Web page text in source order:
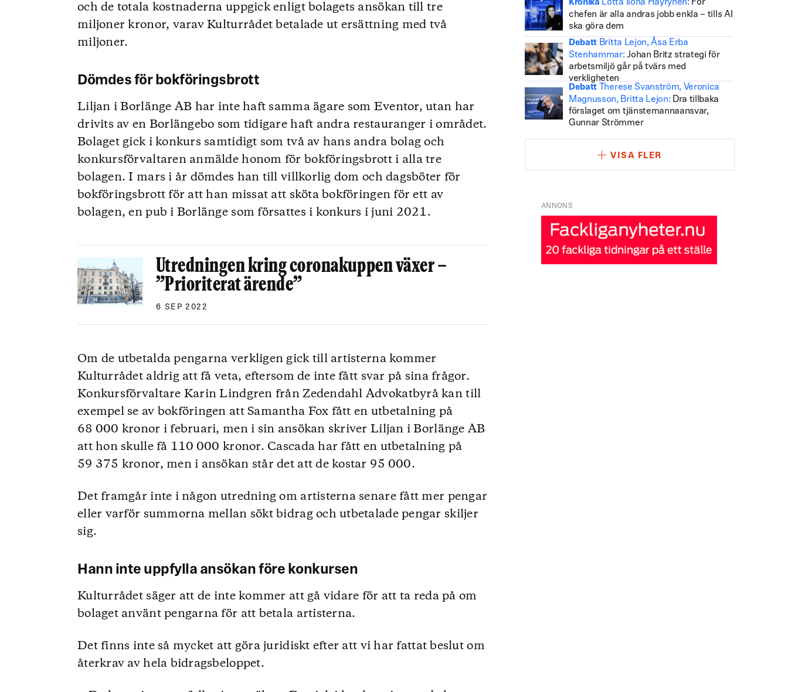
och de totala kostnaderna uppgick enligt bolagets ansökan till tre
miljoner kronor, varav Kulturrådet betalade ut ersättning med två
miljoner.
Dömdes för bokföringsbrott
Liljan i Borlänge AB har inte haft samma ägare som Eventor, utan har
drivits av en Borlängebo som tidigare haft andra restauranger i området.
Bolaget gick i konkurs samtidigt som två av hans andra bolag och
konkursförvaltaren anmälde honom för bokföringsbrott i alla tre
bolagen. I mars i år dömdes han till villkorlig dom och dagsböter för
bokföringsbrott för att han missat att sköta bokföringen för ett av
bolagen, en pub i Borlänge som försattes i konkurs i juni 2021.
Utredningen kring coronakuppen växer –
”Prioriterat ärende”
6 SEP 2022
Om de utbetalda pengarna verkligen gick till artisterna kommer
Kulturrådet aldrig att få veta, eftersom de inte fått svar på sina frågor.
Konkursförvaltare Karin Lindgren från Zedendahl Advokatbyrå kan till
exempel se av bokföringen att Samantha Fox fått en utbetalning på
68 000 kronor i februari, men i sin ansökan skriver Liljan i Borlänge AB
att hon skulle få 110 000 kronor. Cascada har fått en utbetalning på
59 375 kronor, men i ansökan står det att de kostar 95 000.
Det framgår inte i någon utredning om artisterna senare fått mer pengar
eller varför summorna mellan sökt bidrag och utbetalade pengar skiljer
sig.
Hann inte uppfylla ansökan före konkursen
Kulturrådet säger att de inte kommer att gå vidare för att ta reda på om
bolaget använt pengarna för att betala artisterna.
Det finns inte så mycket att göra juridiskt efter att vi har fattat beslut om
återkrav av hela bidragsbeloppet.
Krönika Lotta Ilona Häyrynen: För
chefen är alla andras jobb enkla – tills AI
ska göra dem
Debatt Britta Lejon, Åsa Erba
Stenhammar: Johan Britz strategi för
arbetsmiljö går på tvärs med
verkligheten
Debatt
Therese Svanström, Veronica
Magnusson, Britta Lejon: Dra tillbaka
förslaget om tjänstemannaansvar,
Gunnar Strömmer
VISA FLER
ANNONS